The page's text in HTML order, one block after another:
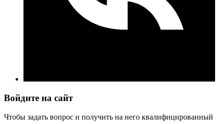
Войдите на сайт
Чтобы задать вопрос и получить на него квалифицированный